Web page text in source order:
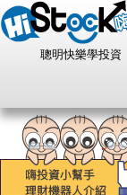
聰明快樂學投資